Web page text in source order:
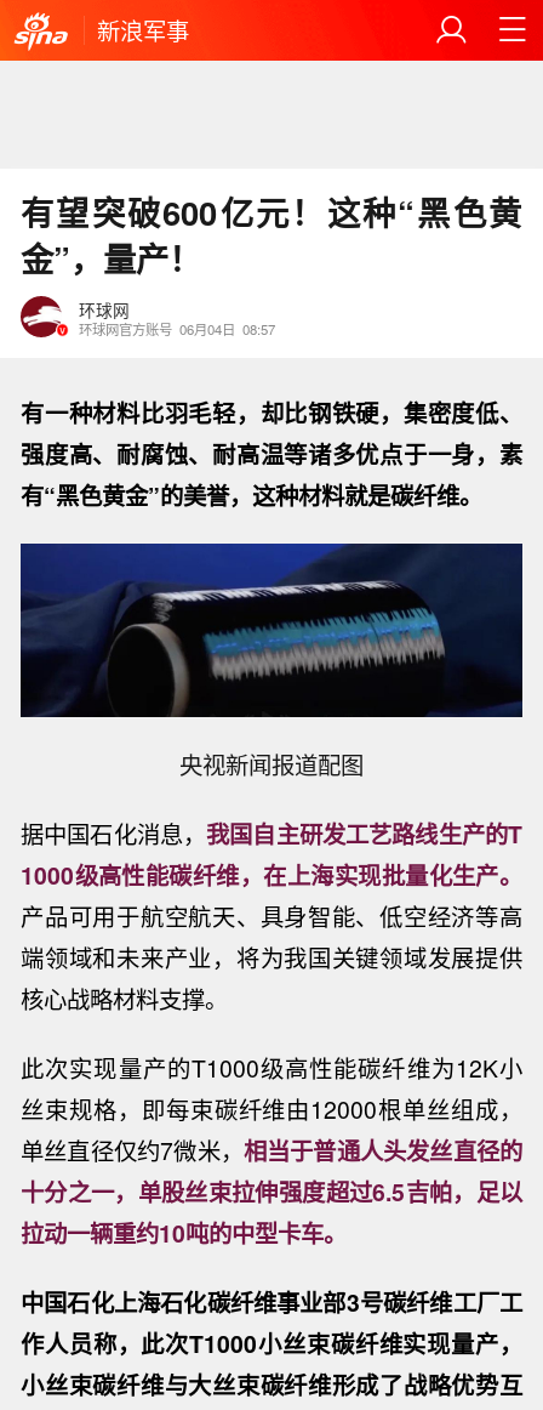
新浪军事
有望突破600亿元！这种“黑色黄
金”，量产！
环球网
环球网官方账号 06月04日 08:57
有一种材料比羽毛轻，却比钢铁硬，集密度低、
强度高、耐腐蚀、耐高温等诸多优点于一身，素
有“黑色黄金”的美誉，这种材料就是碳纤维。
央视新闻报道配图
据中国石化消息，我国自主研发工艺路线生产的T
1000级高性能碳纤维，在上海实现批量化生产。
产品可用于航空航天、具身智能、低空经济等高
端领域和未来产业，将为我国关键领域发展提供
核心战略材料支撑。
此次实现量产的T1000级高性能碳纤维为12K小
丝束规格，即每束碳纤维由12000根单丝组成，
单丝直径仅约7微米， 相当于普通人头发丝直径的
十分之一，单股丝束拉伸强度超过6.5吉帕，足以
拉动一辆重约10吨的中型卡车。
中国石化上海石化碳纤维事业部3号碳纤维工厂工
作人员称，此次T1000小丝束碳纤维实现量产，
小丝束碳纤维与大丝束碳纤维形成了战略优势互